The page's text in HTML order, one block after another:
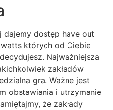
dostęp have out
których od Ciebie
Najważniejsza
zakładów
gra. Ważne jest
obstawiania i utrzymanie
że zakłady